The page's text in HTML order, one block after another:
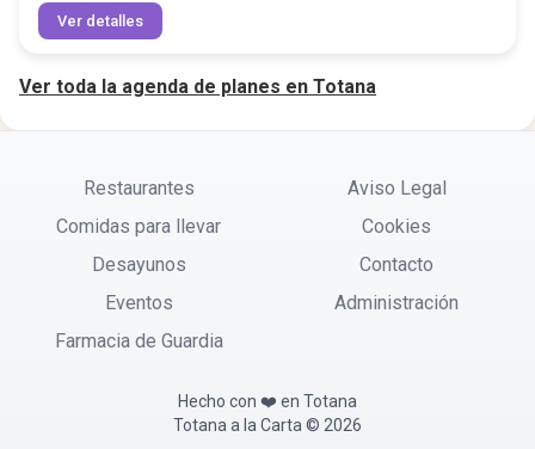
Ver detalles
Ver toda la agenda de planes en Totana
Restaurantes
Comidas para llevar
Desayunos
Eventos
Farmacia de Guardia
Aviso Legal
Cookies
Contacto
Administración
Hecho con ❤️ en Totana
Totana a la Carta © 2026